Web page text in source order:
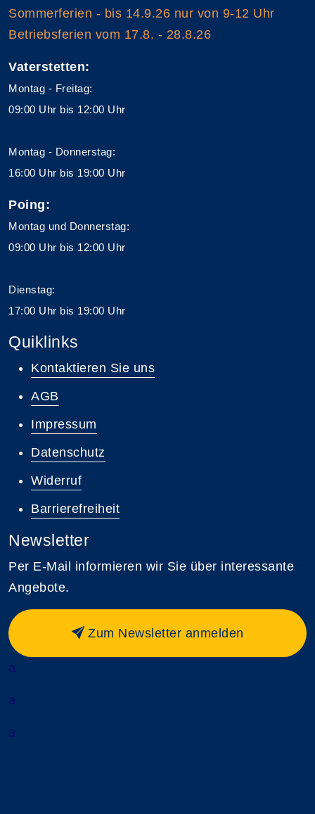
Sommerferien - bis 14.9.26 nur von 9-12 Uhr
Betriebsferien vom 17.8. - 28.8.26
Vaterstetten:
Montag - Freitag:
09:00 Uhr bis 12:00 Uhr
Montag - Donnerstag:
16:00 Uhr bis 19:00 Uhr
Poing:
Montag und Donnerstag:
09:00 Uhr bis 12:00 Uhr
Dienstag:
17:00 Uhr bis 19:00 Uhr
Quiklinks
Kontaktieren Sie uns
AGB
Impressum
Datenschutz
Widerruf
Barrierefreiheit
Newsletter
Per E-Mail informieren wir Sie über interessante
Angebote.
Zum Newsletter anmelden
a
a
a